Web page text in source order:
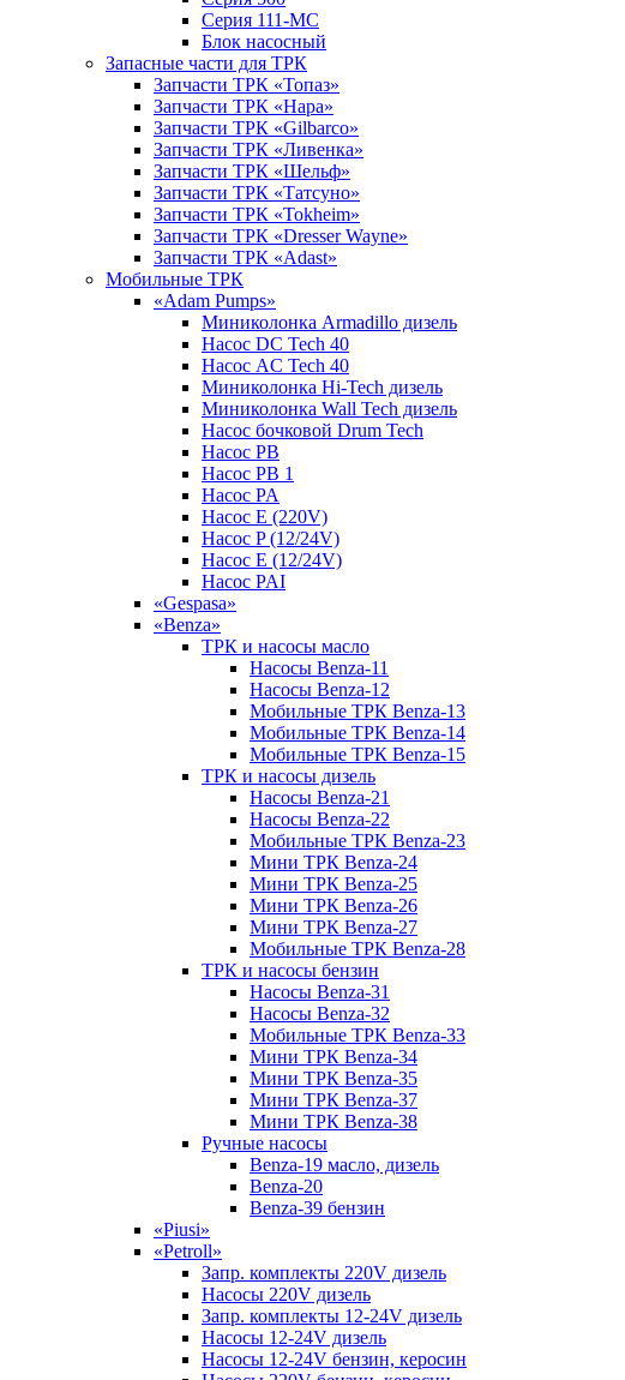
Серия 111-МС
Блок насосный
Запасные части для ТРК
Запчасти ТРК «Топаз»
Запчасти ТРК «Нара»
Запчасти ТРК «Gilbarco»
Запчасти ТРК «Ливенка»
Запчасти ТРК «Шельф»
Запчасти ТРК «Татсуно»
Запчасти ТРК «Tokheim»
Запчасти ТРК «Dresser Wayne»
Запчасти ТРК «Adast»
Мобильные ТРК
«Adam Pumps»
Миниколонка Armadillo дизель
Насос DC Tech 40
Насос AC Tech 40
Миниколонка Hi-Tech дизель
Миниколонка Wall Tech дизель
Насос бочковой Drum Tech
Насос PB
Насос PB 1
Насос PA
Насос E (220V)
Насос P (12/24V)
Насос E (12/24V)
Насос PAI
«Gespasa»
«Benza»
ТРК и насосы масло
Насосы Benza-11
Насосы Benza-12
Мобильные ТРК Benza-13
Мобильные ТРК Benza-14
Мобильные ТРК Benza-15
ТРК и насосы дизель
Насосы Benza-21
Насосы Benza-22
Мобильные ТРК Benza-23
Мини ТРК Benza-24
Мини ТРК Benza-25
Мини ТРК Benza-26
Мини ТРК Benza-27
Мобильные ТРК Benza-28
ТРК и насосы бензин
Насосы Benza-31
Насосы Benza-32
Мобильные ТРК Benza-33
Мини ТРК Benza-34
Мини ТРК Benza-35
Мини ТРК Benza-37
Мини ТРК Benza-38
Ручные насосы
Benza-19 масло, дизель
Benza-20
Benza-39 бензин
«Piusi»
«Petroll»
Запр. комплекты 220V дизель
Насосы 220V дизель
Запр. комплекты 12-24V дизель
Насосы 12-24V дизель
Насосы 12-24V бензин, керосин